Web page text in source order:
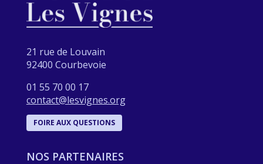
21 rue de Louvain
92400 Courbevoie
01 55 70 00 17
contact@lesvignes.org
FOIRE AUX QUESTIONS
NOS PARTENAIRES